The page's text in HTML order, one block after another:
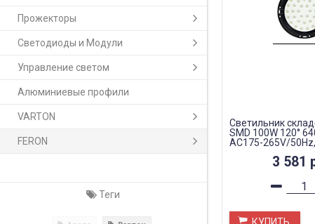
Прожекторы
Светодиоды и Модули
Управление светом
Алюминиевые профили
VARTON
FERON
Теги
Светильник
SMD 100W 120°
AC175-265V/
3 581